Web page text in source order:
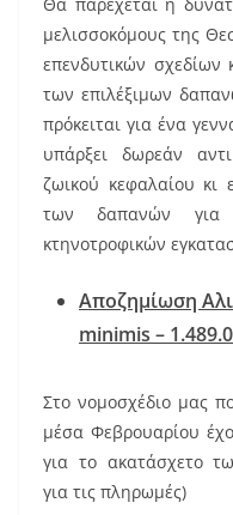
μελισσοκόμους της
επενδυτικών σχεδίων
των επιλέξιμων
πρόκειται για ένα
υπάρξει δωρεάν
ζωικού κεφαλαίου κι
των δαπανών για
κτηνοτροφικών
Αποζημίωση
minimis –
Στο νομοσχέδιο μας
μέσα Φεβρουαρίου
για το ακατάσχετο
για τις πληρωμές)